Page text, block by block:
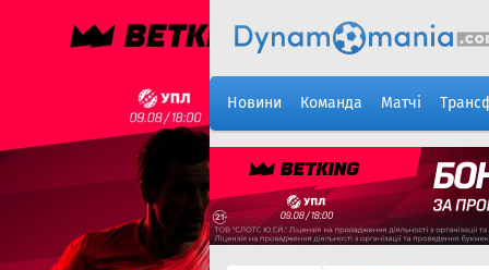
Новини Команда Матчі